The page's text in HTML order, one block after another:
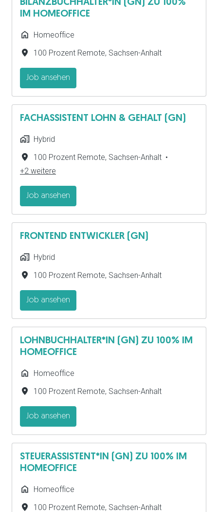
BILANZBUCHHALTER*IN (GN) ZU 100%
IM HOMEOFFICE
Homeoffice
100 Prozent Remote, Sachsen-Anhalt
Job ansehen
FACHASSISTENT LOHN & GEHALT (GN)
Hybrid
100 Prozent Remote, Sachsen-Anhalt •
+2 weitere
Job ansehen
FRONTEND ENTWICKLER (GN)
Hybrid
100 Prozent Remote, Sachsen-Anhalt
Job ansehen
LOHNBUCHHALTER*IN (GN) ZU 100% IM
HOMEOFFICE
Homeoffice
100 Prozent Remote, Sachsen-Anhalt
Job ansehen
STEUERASSISTENT*IN (GN) ZU 100% IM
HOMEOFFICE
Homeoffice
100 Prozent Remote, Sachsen-Anhalt